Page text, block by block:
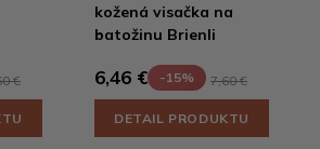
€
kožená visačka na
batožinu Brienli
6,46 € -15% 7,60 €
DETAIL PRODUKTU